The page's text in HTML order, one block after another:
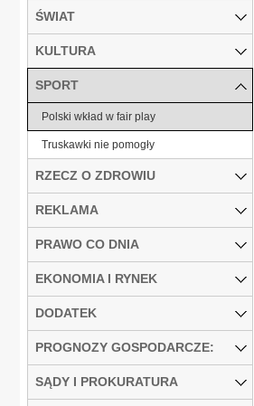
ŚWIAT
KULTURA
SPORT
Polski wkład w fair play
Truskawki nie pomogły
RZECZ O ZDROWIU
REKLAMA
PRAWO CO DNIA
EKONOMIA I RYNEK
DODATEK
PROGNOZY GOSPODARCZE:
SĄDY I PROKURATURA